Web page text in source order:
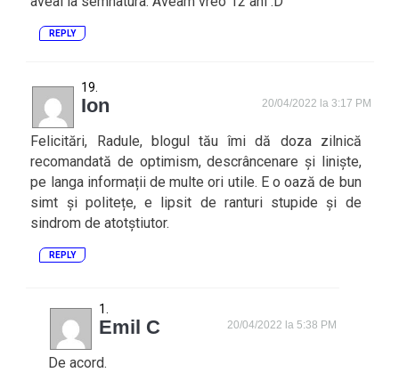
REPLY
Ion 20/04/2022 la 3:17 PM
Felicitări, Radule, blogul tău îmi dă doza zilnică
recomandată de optimism, descrâncenare și liniște,
pe langa informații de multe ori utile. E o oază de bun
simt și politețe, e lipsit de ranturi stupide și de
sindrom de atotștiutor.
REPLY
Emil C 20/04/2022 la 5:38 PM
De acord.